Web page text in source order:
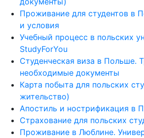
Проживание для студентов в
и условия
Учебный процесс в польских
StudyForYou
Студенческая виза в Польше.
необходимые документы
Карта побыта для польских
жительство)
Апостиль и нострификация в
Страхование для польских
Проживание в Люблине.